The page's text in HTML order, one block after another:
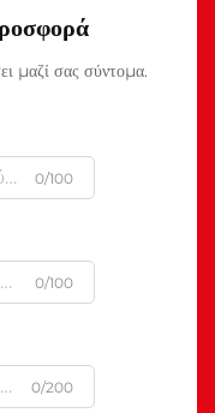
μαζί σας σύντομα.
0/100
0/100
0/200